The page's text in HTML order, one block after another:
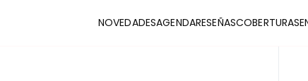
NOVEDADESAGENDARESEÑASCOBERTURAS